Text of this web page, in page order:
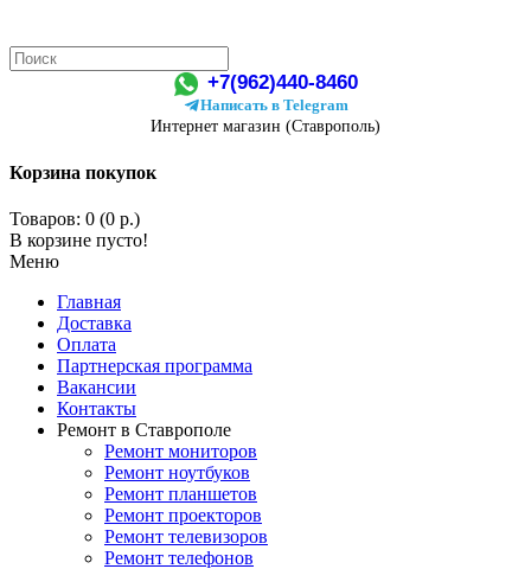
+7(962)440-8460
Написать в Telegram
Интернет магазин (Ставрополь)
Корзина покупок
Товаров: 0 (0 р.)
В корзине пусто!
Меню
Главная
Доставка
Оплата
Партнерская программа
Вакансии
Контакты
Ремонт в Ставрополе
Ремонт мониторов
Ремонт ноутбуков
Ремонт планшетов
Ремонт проекторов
Ремонт телевизоров
Ремонт телефонов